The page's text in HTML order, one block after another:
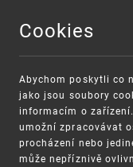
Cookies
Abychom poskytli co
jako jsou soubory
informacím o
umožní zpracovávat
procházení nebo
může nepříznivě